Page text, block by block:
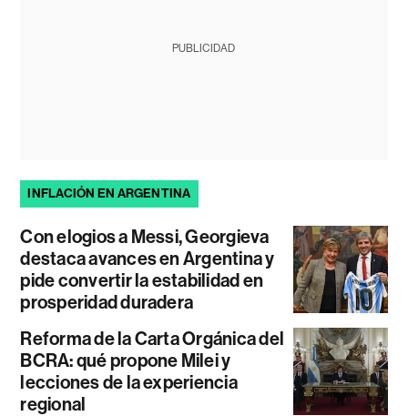
PUBLICIDAD
INFLACIÓN EN ARGENTINA
Con elogios a Messi, Georgieva
destaca avances en Argentina y
pide convertir la estabilidad en
prosperidad duradera
Reforma de la Carta Orgánica del
BCRA: qué propone Milei y
lecciones de la experiencia
regional